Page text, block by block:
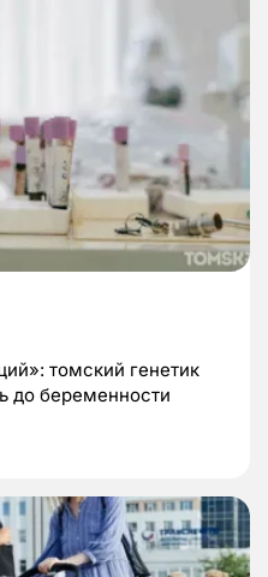
томский генетик
до беременности